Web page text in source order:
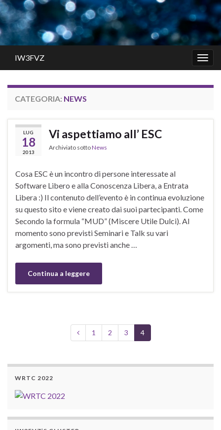
la
IW3FVZ
CATEGORIA: NEWS
LUG
18
2013
Vi aspettiamo all’ ESC
Archiviato sottoNews
Cosa ESC è un incontro di persone interessate al
Software Libero e alla Conoscenza Libera, a Entrata
Libera :) Il contenuto dell’evento è in continua evoluzione
su questo sito e viene creato dai suoi partecipanti. Come
Secondo la formula “MUD” (Miscere Utile Dulci). Al
momento sono previsti Seminari e Talk su vari
argomenti, ma sono previsti anche …
Continua a leggere
1 2 3 4
WRTC 2022